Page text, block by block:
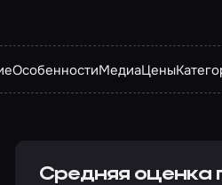
ОсобенностиМедиаЦены
Средняя оценка